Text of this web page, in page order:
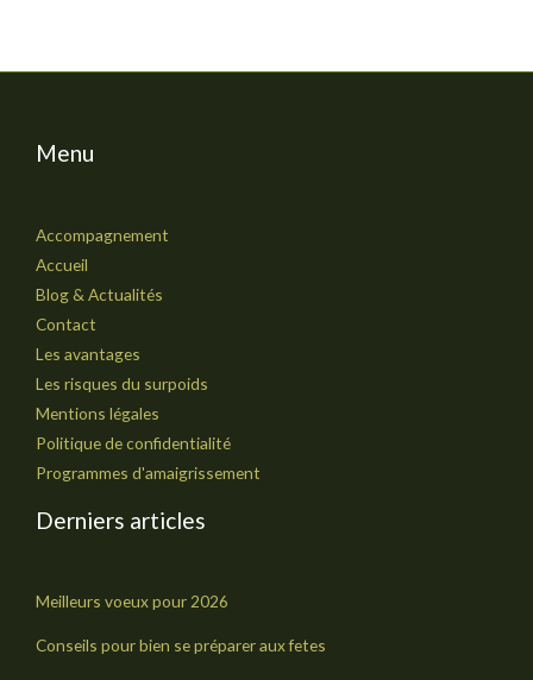
Menu
Accompagnement
Accueil
Blog & Actualités
Contact
Les avantages
Les risques du surpoids
Mentions légales
Politique de confidentialité
Programmes d'amaigrissement
Derniers articles
Meilleurs voeux pour 2026
Conseils pour bien se préparer aux fetes